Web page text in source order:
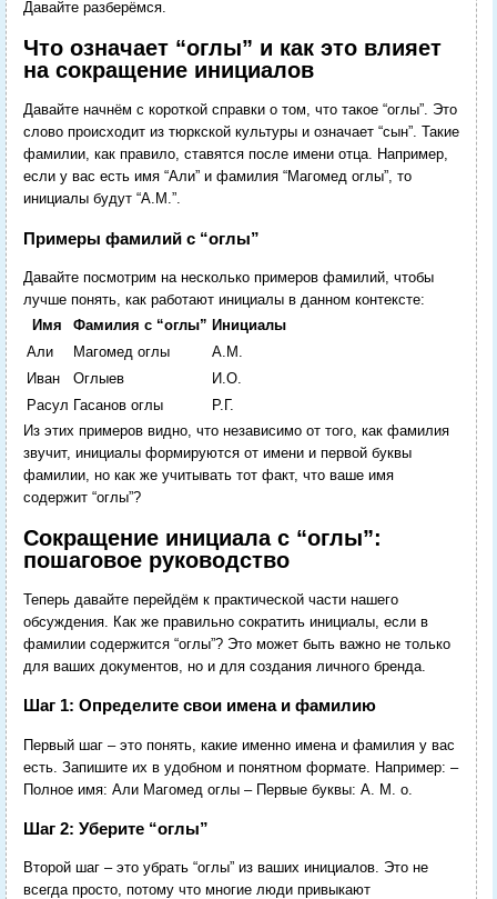
Давайте разберёмся.
Что означает “оглы” и как это влияет
на сокращение инициалов
Давайте начнём с короткой справки о том, что такое “оглы”. Это
слово происходит из тюркской культуры и означает “сын”. Такие
фамилии, как правило, ставятся после имени отца. Например,
если у вас есть имя “Али” и фамилия “Магомед оглы”, то
инициалы будут “А.М.”.
Примеры фамилий с “оглы”
Давайте посмотрим на несколько примеров фамилий, чтобы
лучше понять, как работают инициалы в данном контексте:
Имя
Фамилия с “оглы” Инициалы
Али
Магомед оглы
А.М.
Иван
Оглыев
И.О.
Расул Гасанов оглы
Р.Г.
Из этих примеров видно, что независимо от того, как фамилия
звучит, инициалы формируются от имени и первой буквы
фамилии, но как же учитывать тот факт, что ваше имя
содержит “оглы”?
Сокращение инициала с “оглы”:
пошаговое руководство
Теперь давайте перейдём к практической части нашего
обсуждения. Как же правильно сократить инициалы, если в
фамилии содержится “оглы”? Это может быть важно не только
для ваших документов, но и для создания личного бренда.
Шаг 1: Определите свои имена и фамилию
Первый шаг – это понять, какие именно имена и фамилия у вас
есть. Запишите их в удобном и понятном формате. Например: –
Полное имя: Али Магомед оглы – Первые буквы: А. М. о.
Шаг 2: Уберите “оглы”
Второй шаг – это убрать “оглы” из ваших инициалов. Это не
всегда просто, потому что многие люди привыкают